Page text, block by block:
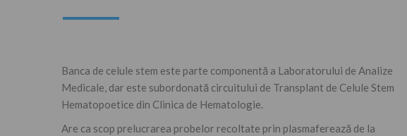
Banca de celule stem este parte componentă a Laboratorului de Analize
Medicale, dar este subordonată circuitului de Transplant de Celule Stem
Hematopoetice din Clinica de Hematologie.
Are ca scop prelucrarea probelor recoltate prin plasmaferează de la